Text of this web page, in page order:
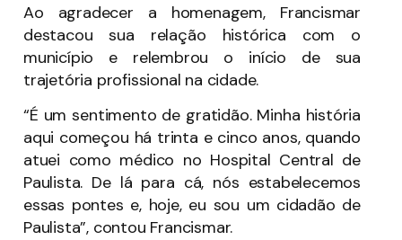
Ao agradecer a homenagem, Francismar
destacou sua relação histórica com o
município e relembrou o início de sua
trajetória profissional na cidade.
“É um sentimento de gratidão. Minha história
aqui começou há trinta e cinco anos, quando
atuei como médico no Hospital Central de
Paulista. De lá para cá, nós estabelecemos
essas pontes e, hoje, eu sou um cidadão de
Paulista”, contou Francismar.